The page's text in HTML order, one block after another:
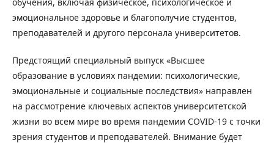
эмоциональное здоровье и благополучие студентов,
преподавателей и другого персонала университетов.
Предстоящий специальный выпуск «Высшее
образование в условиях пандемии: психологические,
эмоциональные и социальные последствия» направлен
на рассмотрение ключевых аспектов университетской
жизни во всем мире во время пандемии COVID-19 с точки
зрения студентов и преподавателей. Внимание будет